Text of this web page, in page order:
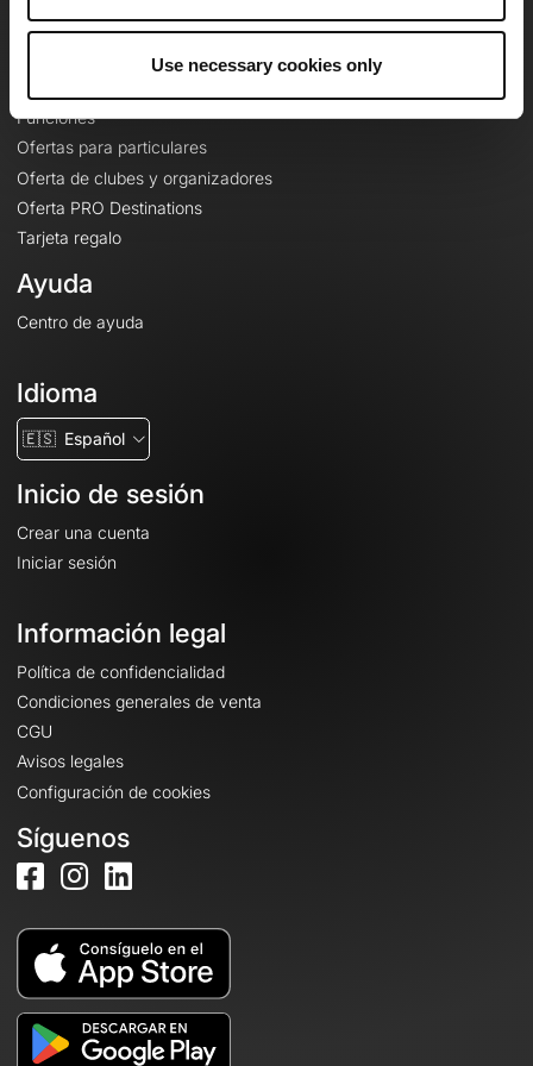
Use necessary cookies only
Funciones
Ofertas para particulares
Oferta de clubes y organizadores
Oferta PRO Destinations
Tarjeta regalo
Ayuda
Centro de ayuda
Idioma
🇪🇸 Español
Inicio de sesión
Crear una cuenta
Iniciar sesión
Información legal
Política de confidencialidad
Condiciones generales de venta
CGU
Avisos legales
Configuración de cookies
Síguenos